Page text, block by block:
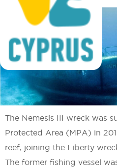
The Nemesis III wreck was
Protected Area (MPA) in
reef, joining the Liberty
The former fishing vessel